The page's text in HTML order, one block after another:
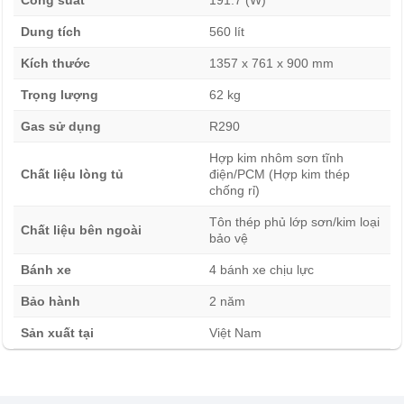
ngăn mát bao gồm:
Rau củ quả : Nhiệt độ 1 – 4°C.
Thực phẩm tươi sống
: Bảo quản trong vòng 1-3 ngày ở
Đồ ăn thừa hoặc thực phẩm đã sơ chế
0°C trong 3 ngày.
Đồ uống : Nhiệt độ 1 – 4°C là lý tưởng cho việc bảo
quản.
Dung tích 560 lít
Kích thước 1357 x 761 x 900 mm
Trọng lượng 62 kg
Gas sử dụng R290
Chất liệu lòng tủ
Hợp kim nhôm sơn tĩnh
điện/PCM (Hợp kim thép
chống rỉ)
Chất liệu bên ngoài
Tôn thép phủ lớp sơn/kim loại
bảo vệ
Bánh xe 4 bánh xe chịu lực
Bảo hành 2 năm
Sản xuất tại Việt Nam